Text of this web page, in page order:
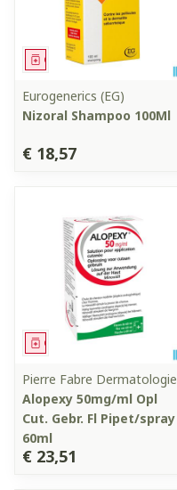
Geneesmiddel
Eurogenerics (EG)
Nizoral Shampoo 100Ml
€ 18,57
Geneesmiddel
Pierre Fabre Dermatologie
Alopexy 50mg/ml Opl
Cut. Gebr. Fl Pipet/spray
60ml
€ 23,51